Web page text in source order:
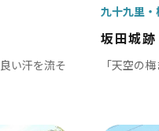
・直売所 ちば文化
い汗を流そ
坂田城跡
「天空の
九十九里